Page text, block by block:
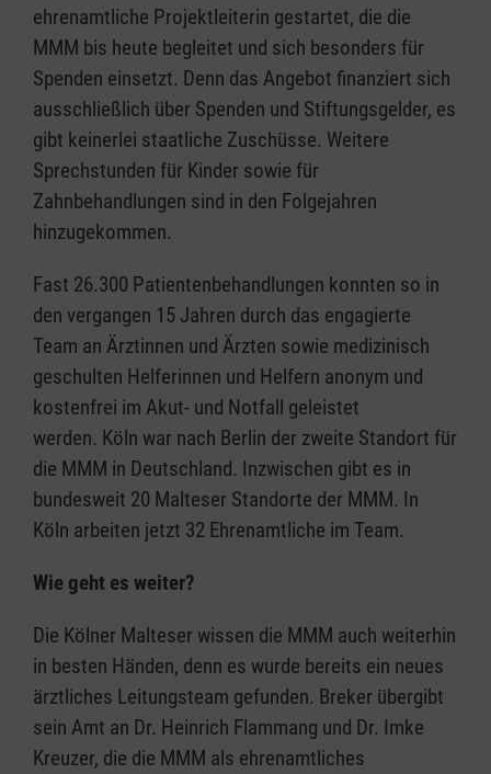
ehrenamtliche Projektleiterin gestartet, die die
MMM bis heute begleitet und sich besonders für
Spenden einsetzt. Denn das Angebot finanziert sich
ausschließlich über Spenden und Stiftungsgelder, es
gibt keinerlei staatliche Zuschüsse. Weitere
Sprechstunden für Kinder sowie für
Zahnbehandlungen sind in den Folgejahren
hinzugekommen.
Fast 26.300 Patientenbehandlungen konnten so in
den vergangen 15 Jahren durch das engagierte
Team an Ärztinnen und Ärzten sowie medizinisch
geschulten Helferinnen und Helfern anonym und
kostenfrei im Akut- und Notfall geleistet
werden. Köln war nach Berlin der zweite Standort für
die MMM in Deutschland. Inzwischen gibt es in
bundesweit 20 Malteser Standorte der MMM. In
Köln arbeiten jetzt 32 Ehrenamtliche im Team.
Wie geht es weiter?
Die Kölner Malteser wissen die MMM auch weiterhin
in besten Händen, denn es wurde bereits ein neues
ärztliches Leitungsteam gefunden. Breker übergibt
sein Amt an Dr. Heinrich Flammang und Dr. Imke
Kreuzer, die die MMM als ehrenamtliches